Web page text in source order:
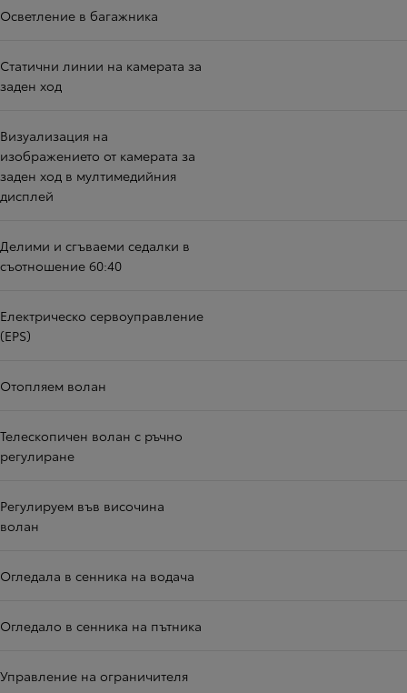
Осветление в багажника
Статични линии на камерата за
заден ход
Визуализация на
изображението от камерата за
заден ход в мултимедийния
дисплей
Делими и сгъваеми седалки в
съотношение 60:40
Електрическо сервоуправление
(EPS)
Отопляем волан
Телескопичен волан с ръчно
регулиране
Регулируем във височина
волан
Огледала в сенника на водача
Огледало в сенника на пътника
Управление на ограничителя